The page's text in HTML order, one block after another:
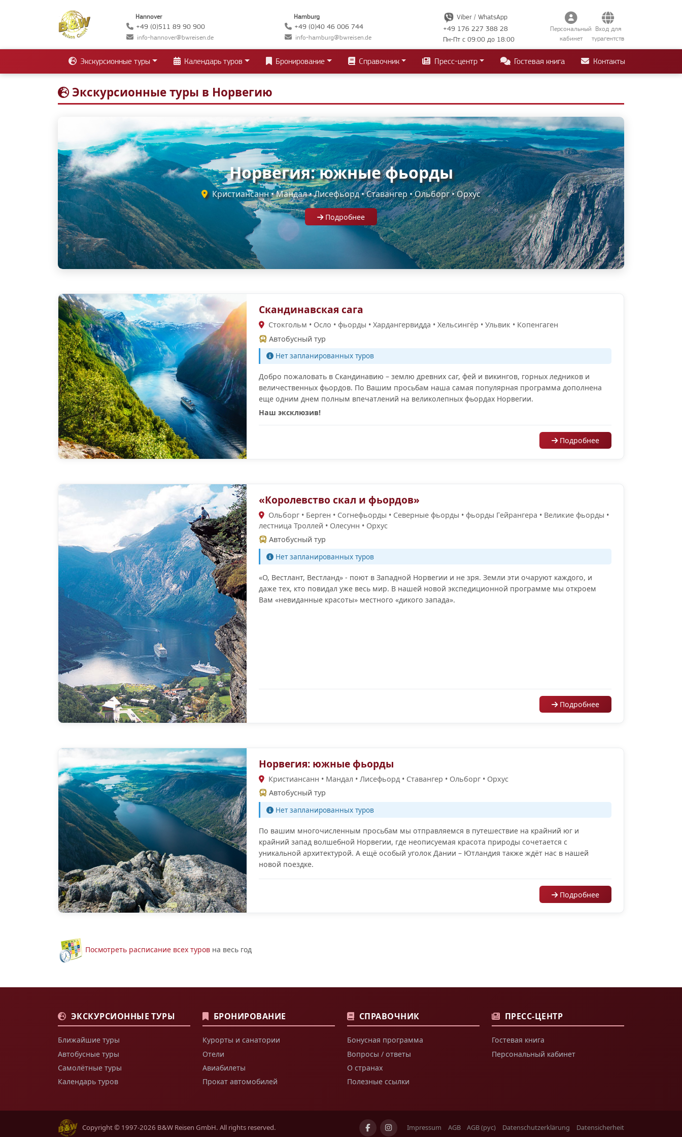
Hannover
+49 (0)511 89 90 900
info-hannover@bwreisen.de
Hamburg
+49 (0)40 46 006 744
info-hamburg@bwreisen.de
Viber / WhatsApp
+49 176 227 388 28
Пн-Пт с 09:00 до 18:00
Персональный
кабинет
Вход для
турагентств
Экскурсионные туры Календарь туров Бронирование Справочник Пресс-центр Гостевая книга Контакты
Экскурсионные туры в Норвегию
Норвегия: южные фьорды
Кристиансанн • Мандал • Лисефьорд • Ставангер • Ольборг • Орхус
Подробнее
Скандинавская сага
Стокгольм • Осло • фьорды • Хардангервидда • Хельсингёр • Ульвик • Копенгаген
Автобусный тур
Нет запланированных туров
Добро пожаловать в Скандинавию – землю древних саг, фей и викингов, горных ледников и
величественных фьордов. По Вашим просьбам наша самая популярная программа дополнена
еще одним днем полным впечатлений на великолепных фьордах Норвегии.
Наш эксклюзив!
Подробнее
«Королевство скал и фьордов»
Ольборг • Берген • Согнефьорды • Cеверные фьорды • фьорды Гейрангера • Великие фьорды •
лестница Троллей • Олесунн • Орхус
Автобусный тур
Нет запланированных туров
«О, Вестлант, Вестланд» - поют в Западной Норвегии и не зря. Земли эти очаруют каждого, и
даже тех, кто повидал уже весь мир. В нашей новой экспедиционной программе мы откроем
Вам «невиданные красоты» местного «дикого запада».
Подробнее
Норвегия: южные фьорды
Кристиансанн • Мандал • Лисефьорд • Ставангер • Ольборг • Орхус
Автобусный тур
Нет запланированных туров
По вашим многочисленным просьбам мы отправляемся в путешествие на крайний юг и
крайний запад волшебной Норвегии, где неописуемая красота природы сочетается с
уникальной архитектурой. А ещё особый уголок Дании – Ютландия также ждёт нас в нашей
новой поездке.
Подробнее
Посмотреть расписание всех туров на весь год
ЭКСКУРСИОННЫЕ ТУРЫ
Ближайшие туры
Автобусные туры
Самолётные туры
Календарь туров
БРОНИРОВАНИЕ
Курорты и санатории
Отели
Авиабилеты
Прокат автомобилей
СПРАВОЧНИК
Бонусная программа
Вопросы / ответы
О странах
Полезные ссылки
ПРЕСС-ЦЕНТР
Гостевая книга
Персональный кабинет
Copyright © 1997-2026 B&W Reisen GmbH. All rights reserved. Impressum AGB AGB (рус) Datenschutzerklärung Datensicherheit